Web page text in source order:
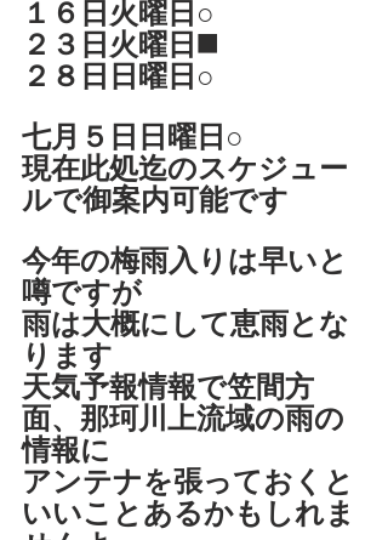
１６日火曜日○
２３日火曜日◼️
２８日日曜日○
七月５日日曜日○
現在此処迄のスケジュー
ルで御案内可能です
今年の梅雨入りは早いと
噂ですが
雨は大概にして恵雨とな
ります
天気予報情報で笠間方
面、那珂川上流域の雨の
情報に
アンテナを張っておくと
いいことあるかもしれま